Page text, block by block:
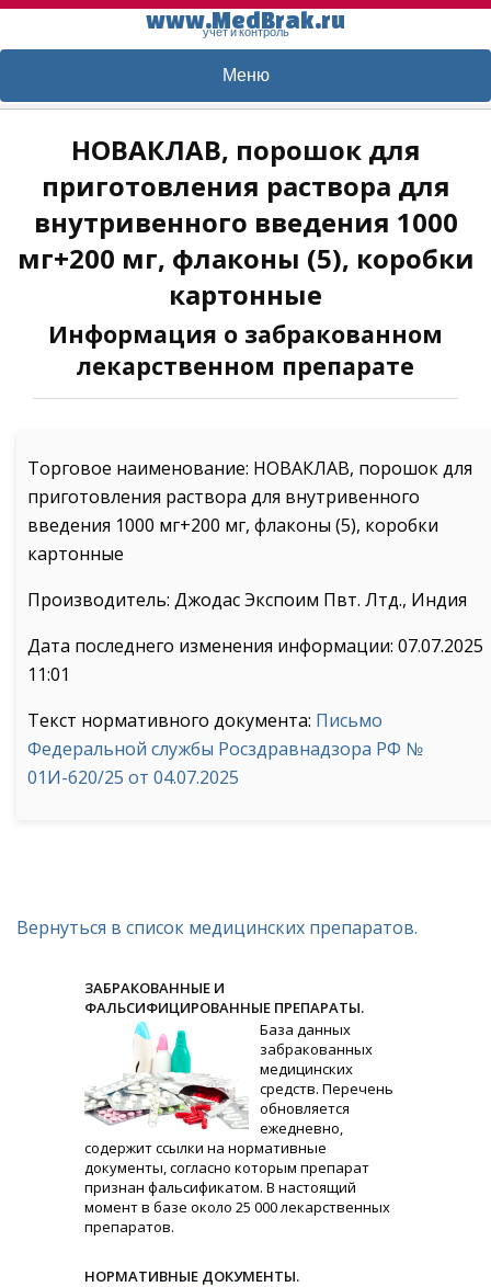
www.MedBrak.ru
учет и контроль
Меню
НОВАКЛАВ, порошок для
приготовления раствора для
внутривенного введения 1000
мг+200 мг, флаконы (5), коробки
картонные
Информация о забракованном
лекарственном препарате
Торговое наименование: НОВАКЛАВ, порошок для
приготовления раствора для внутривенного
введения 1000 мг+200 мг, флаконы (5), коробки
картонные
Производитель: Джодас Экспоим Пвт. Лтд., Индия
Дата последнего изменения информации: 07.07.2025
11:01
Текст нормативного документа: Письмо
Федеральной службы Росздравнадзора РФ №
01И-620/25 от 04.07.2025
Вернуться в список медицинских препаратов.
ЗАБРАКОВАННЫЕ И
ФАЛЬСИФИЦИРОВАННЫЕ ПРЕПАРАТЫ.
База данных
забракованных
медицинских
средств. Перечень
обновляется
ежедневно,
содержит ссылки на нормативные
документы, согласно которым препарат
признан фальсификатом. В настоящий
момент в базе около 25 000 лекарственных
препаратов.
НОРМАТИВНЫЕ ДОКУМЕНТЫ.